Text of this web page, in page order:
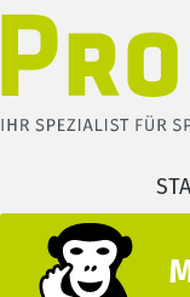
Hauptinhalt
Zur Suche springen
Zur